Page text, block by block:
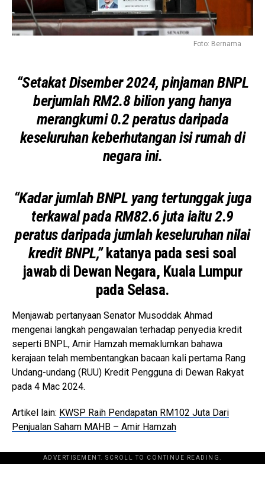
Foto: Bernama
“Setakat Disember 2024, pinjaman BNPL
berjumlah RM2.8 bilion yang hanya
merangkumi 0.2 peratus daripada
keseluruhan keberhutangan isi rumah di
negara ini.
“Kadar jumlah BNPL yang tertunggak juga
terkawal pada RM82.6 juta iaitu 2.9
peratus daripada jumlah keseluruhan nilai
kredit BNPL,”katanya pada sesi soal
jawab di Dewan Negara, Kuala Lumpur
pada Selasa.
Menjawab pertanyaan Senator Musoddak Ahmad
mengenai langkah pengawalan terhadap penyedia kredit
seperti BNPL, Amir Hamzah memaklumkan bahawa
kerajaan telah membentangkan bacaan kali pertama Rang
Undang-undang (RUU) Kredit Pengguna di Dewan Rakyat
pada 4 Mac 2024.
Artikel lain: KWSP Raih Pendapatan RM102 Juta Dari
Penjualan Saham MAHB – Amir Hamzah
ADVERTISEMENT. SCROLL TO CONTINUE READING.